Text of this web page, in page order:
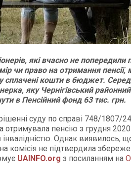
які вчасно не попередили
чи право на отримання пенсії,
сплачені кошти в бюджет.
яку Чернігівський
в Пенсійний фонд 63 тис. грн.
суду по справі 748/1807/
отримувала пенсію з грудня
інвалідністю. Однак виявилось,
комісія не підтвердила
UAINFO.org з посиланням на